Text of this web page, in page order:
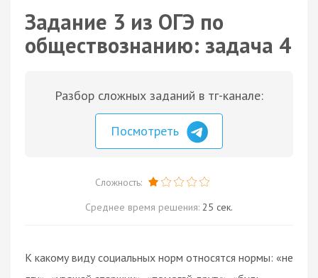
Задание 3 из ОГЭ по
обществознанию: задача 4
Разбор сложных заданий в тг-канале:
Посмотреть
Сложность:
Среднее время решения: 25 сек.
К какому виду социальных норм относятся нормы: «не